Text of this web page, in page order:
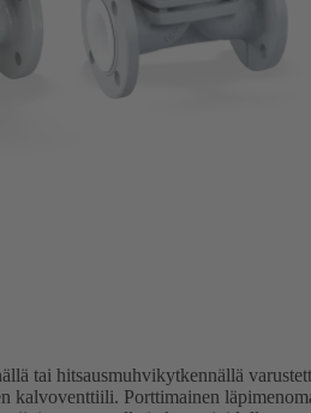
tai hitsausmuhvikytkennällä
kalvoventtiili. Porttimainen